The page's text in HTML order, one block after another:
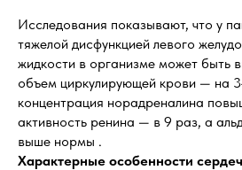
Исследования показывают, что у
тяжелой дисфункцией левого
жидкости в организме может быть
объем циркулирующей крови — на
концентрация норадреналина
активность ренина — в 9 раз, а
выше нормы .
Характерные особенности